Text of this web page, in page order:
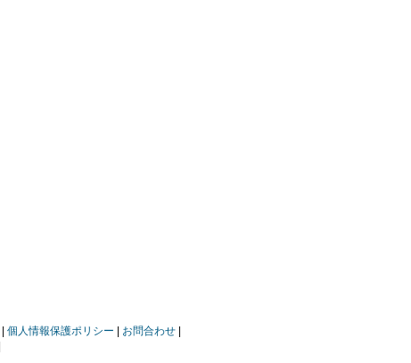
個人情報保護ポリシー
お問合わせ